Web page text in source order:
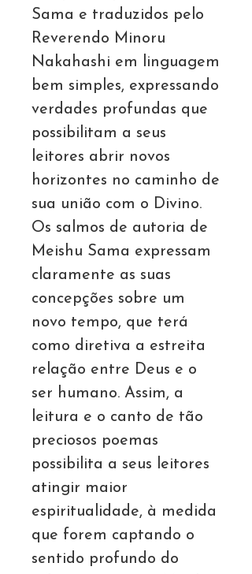
Sama e traduzidos pelo
Reverendo Minoru
Nakahashi em linguagem
bem simples, expressando
verdades profundas que
possibilitam a seus
leitores abrir novos
horizontes no caminho de
sua união com o Divino.
Os salmos de autoria de
Meishu Sama expressam
claramente as suas
concepções sobre um
novo tempo, que terá
como diretiva a estreita
relação entre Deus e o
ser humano. Assim, a
leitura e o canto de tão
preciosos poemas
possibilita a seus leitores
atingir maior
espiritualidade, à medida
que forem captando o
sentido profundo do